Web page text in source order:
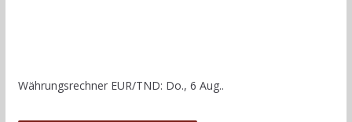
Währungsrechner EUR/TND: Do., 6 Aug..